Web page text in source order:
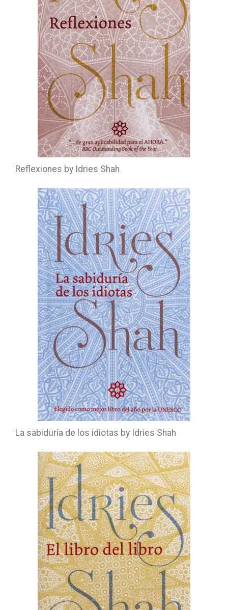
Reflexiones by Idries Shah
La sabiduría de los idiotas by Idries Shah